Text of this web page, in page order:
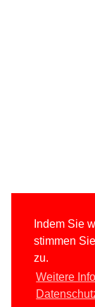
Indem Sie
stimmen
zu.
Weitere